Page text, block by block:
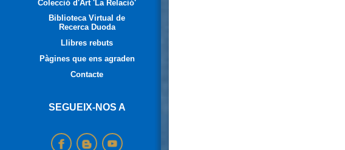
Colecció d'Art 'La Relació'
Biblioteca Virtual de
Recerca Duoda
Llibres rebuts
Pàgines que ens agraden
Contacte
SEGUEIX-NOS A